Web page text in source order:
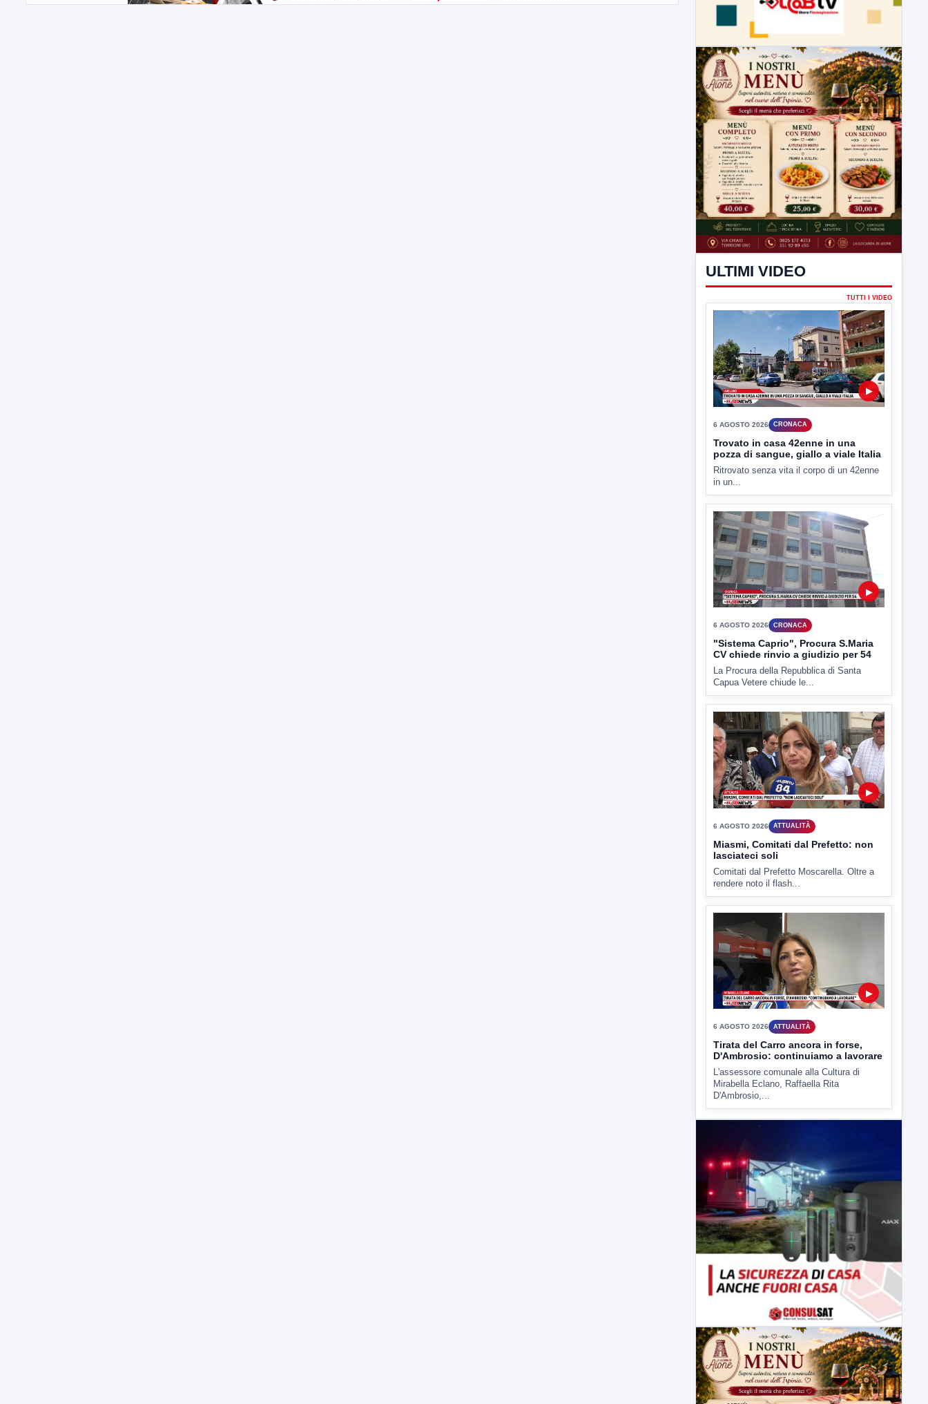
ULTIMI VIDEO
6 AGOSTO 2026 CRONACA
Trovato in casa 42enne in una
pozza di sangue, giallo a viale Italia
Ritrovato senza vita il corpo di un 42enne
in un...
▶
6 AGOSTO 2026 CRONACA
"Sistema Caprio", Procura S.Maria
CV chiede rinvio a giudizio per 54
La Procura della Repubblica di Santa
Capua Vetere chiude le...
6 AGOSTO 2026 ATTUALITÀ
Miasmi, Comitati dal Prefetto: non
lasciateci soli
Comitati dal Prefetto Moscarella. Oltre a
rendere noto il flash...
6 AGOSTO 2026 ATTUALITÀ
Tirata del Carro ancora in forse,
D'Ambrosio: continuiamo a lavorare
L'assessore comunale alla Cultura di
Mirabella Eclano, Raffaella Rita
D'Ambrosio,...